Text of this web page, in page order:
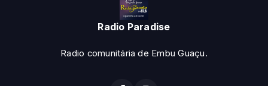
Radio Paradise
Radio comunitária de Embu Guaçu.